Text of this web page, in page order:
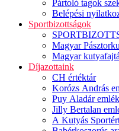
Pártoló tagok
Belépési
Sportbizottságok
Magyar
Magyar
Díjazottaink
CH értéktár
Korózs András
Puy Aladár
Jilly Bertalan
A Kutyás